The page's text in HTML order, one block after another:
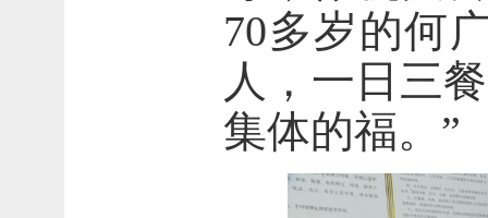
70多岁的何
人，一日三
集体的福。”